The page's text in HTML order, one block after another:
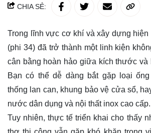
CHIA SẺ:
Trong lĩnh vực cơ khí và xây dựng hiện
(phi 34) đã trở thành một linh kiện
cân bằng hoàn hảo giữa kích thước và
Bạn có thể dễ dàng bắt gặp loại
thống lan can, khung bảo vệ cửa sổ,
nước dân dụng và nội thất inox cao cấp.
Tuy nhiên, thực tế triển khai cho thấy